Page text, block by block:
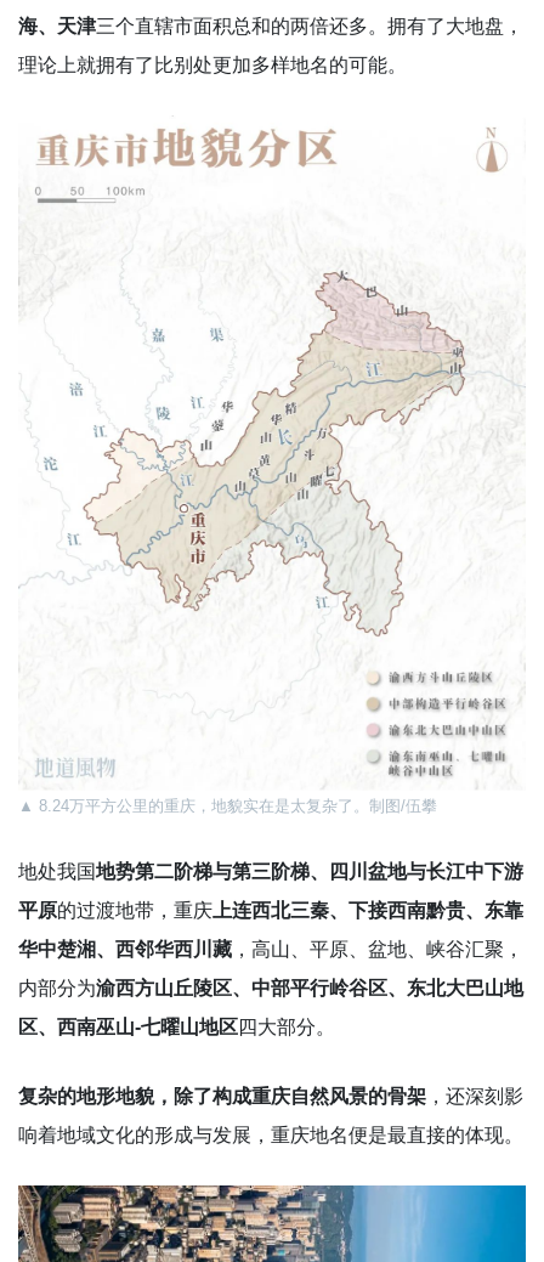
海、天津三个直辖市面积总和的两倍还多。拥有了大地盘，
理论上就拥有了比别处更加多样地名的可能。
▲ 8.24万平方公里的重庆，地貌实在是太复杂了。制图/伍攀
地处我国地势第二阶梯与第三阶梯、四川盆地与长江中下游
平原的过渡地带，重庆 上连西北三秦、下接西南黔贵、东靠
华中楚湘、西邻华西川藏 ，高山、平原、盆地、峡谷汇聚，
内部分为渝西方山丘陵区、中部平行岭谷区、东北大巴山地
区、西南巫山-七曜山地区四大部分。
复杂的地形地貌，除了构成重庆自然风景的骨架 ，还深刻影
响着地域文化的形成与发展，重庆地名便是最直接的体现。